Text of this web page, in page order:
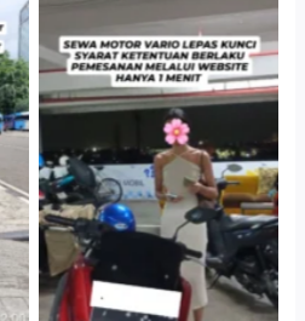
Cityplaza Jatinegara
Gedung Parkir P6ASewa
Motor Medan Sunggal No
Ribet, Proses Kilat, Siap
Pakai.